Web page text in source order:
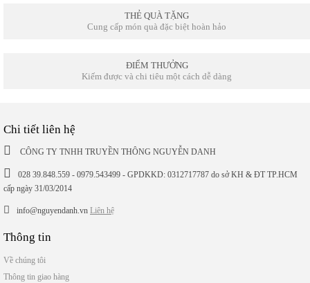
THẺ QUÀ TẶNG
Cung cấp món quà đặc biệt hoàn hảo
ĐIỂM THƯỞNG
Kiếm được và chi tiêu một cách dễ dàng
Chi tiết liên hệ
CÔNG TY TNHH TRUYỀN THÔNG NGUYỄN DANH
028 39.848.559 - 0979.543499 - GPDKKD: 0312717787 do sở KH & ĐT TP.HCM
cấp ngày 31/03/2014
info@nguyendanh.vn Liên hệ
Thông tin
Về chúng tôi
Thông tin giao hàng